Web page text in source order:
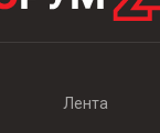
Лента